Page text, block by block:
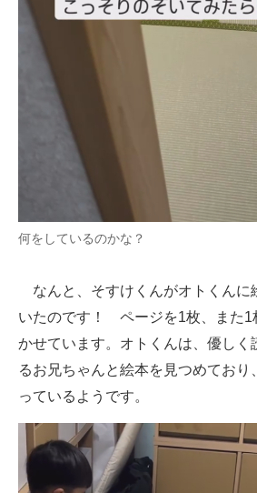
何をしているのかな？
なんと、そすけくんがオトくんに
いたのです！ ページを1枚、また1
かせています。オトくんは、優しく
るお兄ちゃんと絵本を見つめており
っているようです。